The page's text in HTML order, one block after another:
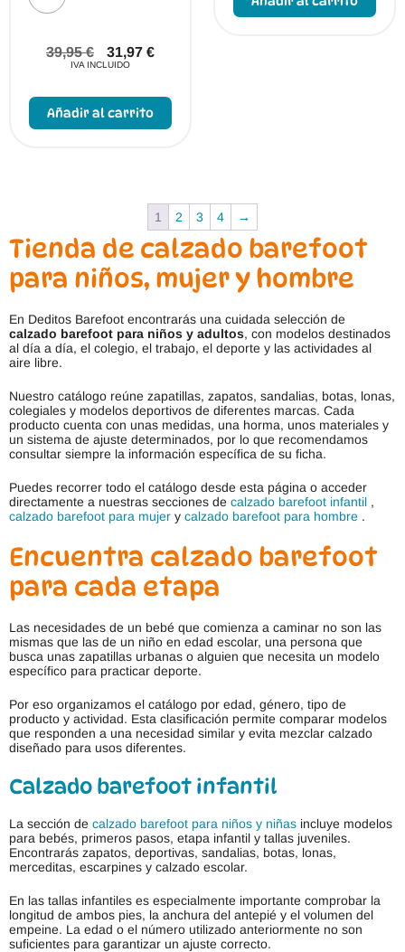
39,95€ 31,97 €
IVA INCLUIDO
Añadir al carrito
pueden
elegir
en
la
página
de
producto
1 2 3 4 →
Tienda de calzado barefoot
para niños, mujer y hombre
En Deditos Barefoot encontrarás una cuidada selección de
calzado barefoot para niños y adultos, con modelos destinados
al día a día, el colegio, el trabajo, el deporte y las actividades al
aire libre.
Nuestro catálogo reúne zapatillas, zapatos, sandalias, botas, lonas,
colegiales y modelos deportivos de diferentes marcas. Cada
producto cuenta con unas medidas, una horma, unos materiales y
un sistema de ajuste determinados, por lo que recomendamos
consultar siempre la información específica de su ficha.
Puedes recorrer todo el catálogo desde esta página o acceder
directamente a nuestras secciones de calzado barefoot infantil ,
calzado barefoot para mujer y calzado barefoot para hombre .
Encuentra calzado barefoot
para cada etapa
Las necesidades de un bebé que comienza a caminar no son las
mismas que las de un niño en edad escolar, una persona que
busca unas zapatillas urbanas o alguien que necesita un modelo
específico para practicar deporte.
Por eso organizamos el catálogo por edad, género, tipo de
producto y actividad. Esta clasificación permite comparar modelos
que responden a una necesidad similar y evita mezclar calzado
diseñado para usos diferentes.
Calzado barefoot infantil
La sección de calzado barefoot para niños y niñas incluye modelos
para bebés, primeros pasos, etapa infantil y tallas juveniles.
Encontrarás zapatos, deportivas, sandalias, botas, lonas,
merceditas, escarpines y calzado escolar.
En las tallas infantiles es especialmente importante comprobar la
longitud de ambos pies, la anchura del antepié y el volumen del
empeine. La edad o el número utilizado anteriormente no son
suficientes para garantizar un ajuste correcto.